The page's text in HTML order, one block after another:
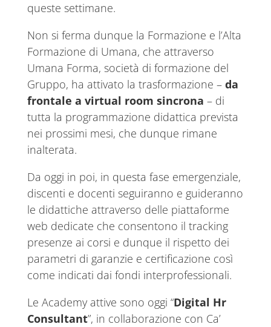
queste settimane.
Non si ferma dunque la Formazione e l’Alta
Formazione di Umana, che attraverso
Umana Forma, società di formazione del
Gruppo, ha attivato la trasformazione – da
frontale a virtual room sincrona – di
tutta la programmazione didattica prevista
nei prossimi mesi, che dunque rimane
inalterata.
Da oggi in poi, in questa fase emergenziale,
discenti e docenti seguiranno e guideranno
le didattiche attraverso delle piattaforme
web dedicate che consentono il tracking
presenze ai corsi e dunque il rispetto dei
parametri di garanzie e certificazione così
come indicati dai fondi interprofessionali.
Le Academy attive sono oggi “Digital Hr
Consultant”, in collaborazione con Ca’